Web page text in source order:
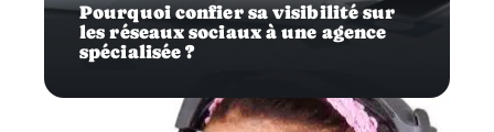
Pourquoi confier sa visibilité sur
les réseaux sociaux à une agence
spécialisée ?